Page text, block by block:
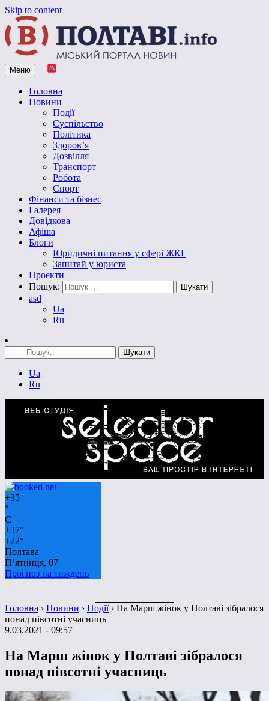
Skip to content
Vpoltave.info
Полтавський портал новин
Меню
Головна
Новини
Події
Суспільство
Політика
Здоров’я
Дозвілля
Транспорт
Робота
Спорт
Фінанси та бізнес
Галерея
Довідкова
Афіша
Блоги
Юридичні питання у сфері ЖКГ
Запитай у юриста
Проекти
Пошук:
asd
Ua
Ru
Ua
Ru
+35
°
C
+37°
+22°
Полтава
П’ятниця, 07
Прогноз на тиждень
Головна › Новини › Події› На Марш жінок у Полтаві зібралося
понад півсотні учасниць
9.03.2021 - 09:57
На Марш жінок у Полтаві зібралося
понад півсотні учасниць